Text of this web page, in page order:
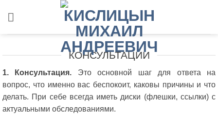
КОНСУЛЬТАЦИИ
1. Консультация. Это основной шаг для ответа на
вопрос, что именно вас беспокоит, каковы причины и что
делать. При себе всегда иметь диски (флешки, ссылки) с
актуальными обследованиями.